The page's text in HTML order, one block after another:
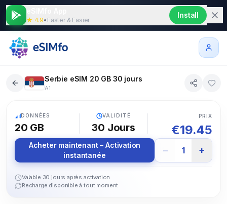
★ 4.9• Faster & Easier
Install
Serbie eSIM 20 GB 30 jours
A1
DONNÉES
20 GB
VALIDITÉ
30 Jours
PRIX
€19.45
Acheter maintenant – Activation
instantanée
− 1 +
Valable 30 jours après activation
Recharge disponible à tout moment